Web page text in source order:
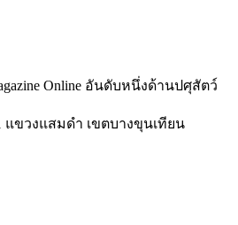
Online อันดับหนึ่งด้านปศุสัตว์
แขวงแสมดำ เขตบางขุนเทียน